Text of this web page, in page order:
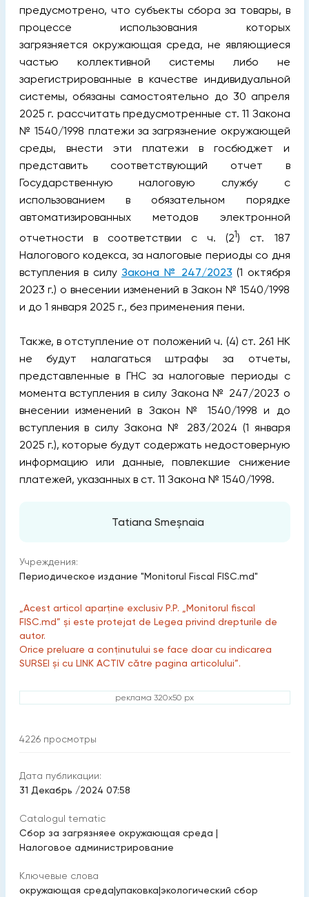
предусмотрено, что субъекты сбора за товары, в
процессе использования которых
загрязняется окружающая среда, не являющиеся
частью коллективной системы либо не
зарегистрированные в качестве индивидуальной
системы, обязаны самостоятельно до 30 апреля
2025 г. рассчитать предусмотренные ст. 11 Закона
№ 1540/1998 платежи за загрязнение окружающей
среды, внести эти платежи в госбюджет и
представить соответствующий отчет в
Государственную налоговую службу с
использованием в обязательном порядке
автоматизированных методов электронной
отчетности в соответствии с ч. (21) ст. 187
Налогового кодекса, за налоговые периоды со дня
вступления в силу Закона № 247/2023 (1 октября
2023 г.) о внесении изменений в Закон № 1540/1998
и до 1 января 2025 г., без применения пени.
Также, в отступление от положений ч. (4) ст. 261 НК
не будут налагаться штрафы за отчеты,
представленные в ГНС за налоговые периоды с
момента вступления в силу Закона № 247/2023 о
внесении изменений в Закон № 1540/1998 и до
вступления в силу Закона № 283/2024 (1 января
2025 г.), которые будут содержать недостоверную
информацию или данные, повлекшие снижение
платежей, указанных в ст. 11 Закона № 1540/1998.
Tatiana Smeșnaia
Учреждения:
Периодическое издание "Monitorul Fiscal FISC.md"
„Acest articol aparține exclusiv P.P. „Monitorul fiscal
FISC.md” și este protejat de Legea privind drepturile de
autor.
Orice preluare a conținutului se face doar cu indicarea
SURSEI și cu LINK ACTIV către pagina articolului”.
реклама 320x50 px
4226 просмотры
Дата публикации:
31 Декабрь /2024 07:58
Catalogul tematic
Сбор за загрязняеe окружающая среда |
Налоговое администрирование
Ключевые слова
окружающая среда|упаковка|экологический сбор